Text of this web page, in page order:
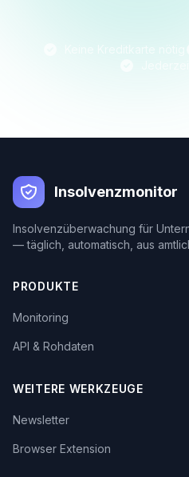
Insolvenzmonitor
Insolvenzüberwachung für
— täglich, automatisch, aus
PRODUKTE
Monitoring
API & Rohdaten
WEITERE WERKZEUGE
Newsletter
Browser Extension